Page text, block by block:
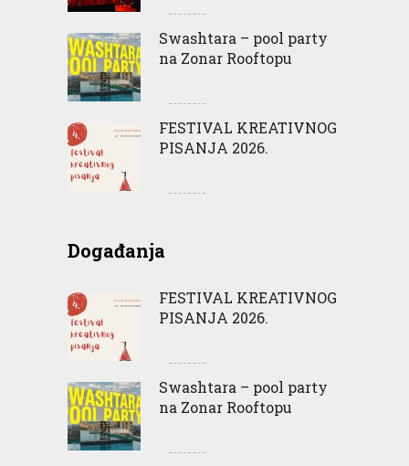
Swashtara – pool party
na Zonar Rooftopu
FESTIVAL KREATIVNOG
PISANJA 2026.
Događanja
FESTIVAL KREATIVNOG
PISANJA 2026.
Swashtara – pool party
na Zonar Rooftopu